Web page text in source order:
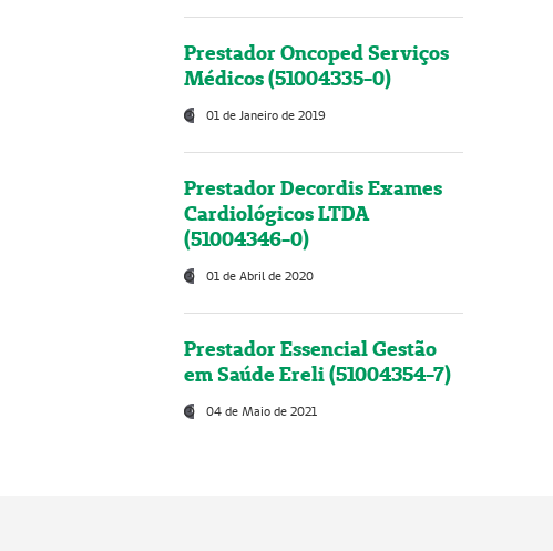
Prestador Oncoped Serviços
Médicos (51004335-0)
01 de Janeiro de 2019
Prestador Decordis Exames
Cardiológicos LTDA
(51004346-0)
01 de Abril de 2020
Prestador Essencial Gestão
em Saúde Ereli (51004354-7)
04 de Maio de 2021